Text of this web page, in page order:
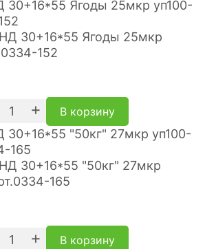
30+16*55 Ягоды 25мкр
152
+ В корзину
30+16*55 "50кг" 27мкр
165
+ В корзину